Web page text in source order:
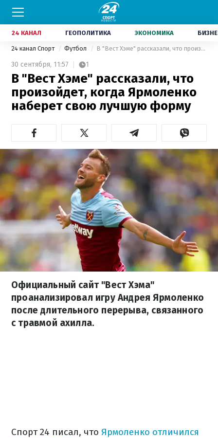
24 КАНАЛ ГЕОПОЛИТИКА ЭКОНОМИКА
24 канал Спорт Футбол В "Вест Хэме" рассказали, что произойдет, когда Ярмоленко наберет свою лучшую форму
30 сентября, 11:57 1
В "Вест Хэме" рассказали, что
произойдет, когда Ярмоленко
наберет свою лучшую форму
Официальный сайт "Вест Хэма"
проанализировал игру Андрея Ярмоленко
после длительного перерыва, связанного
с травмой ахилла.
Спорт 24 писал, что Ярмоленко отличился